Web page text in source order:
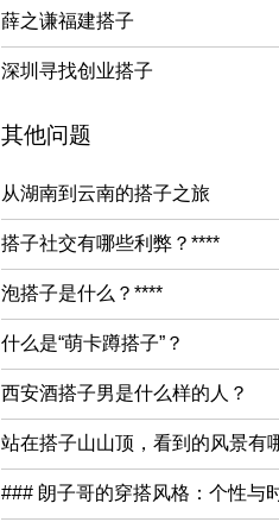
薛之谦福建搭子
深圳寻找创业搭子
其他问题
从湖南到云南的搭子之旅
搭子社交有哪些利弊？****
泡搭子是什么？****
什么是“萌卡蹲搭子”？
西安酒搭子男是什么样的人？
站在搭子山山顶，看到的风景有
### 朗子哥的穿搭风格：个性与